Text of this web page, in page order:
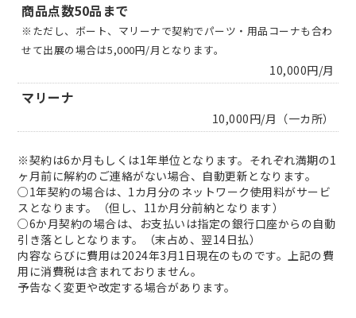
商品点数50品まで
※ただし、ボート、マリーナで契約でパーツ・用品コーナも合わ
せて出展の場合は5,000円/月となります。
10,000円/月
マリーナ
10,000円/月（一カ所）
※契約は6か月もしくは1年単位となります。それぞれ満期の1
ヶ月前に解約のご連絡がない場合、自動更新となります。
○1年契約の場合は、1カ月分のネットワーク使用料がサービ
スとなります。（但し、11か月分前納となります）
○6か月契約の場合は、お支払いは指定の銀行口座からの自動
引き落としとなります。（末占め、翌14日払）
内容ならびに費用は2024年3月1日現在のものです。上記の費
用に消費税は含まれておりません。
予告なく変更や改定する場合があります。